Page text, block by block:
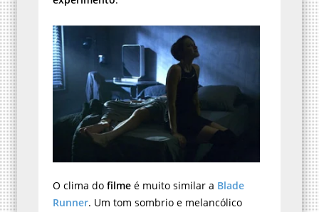
O clima do filme é muito similar a Blade
Runner. Um tom sombrio e melancólico